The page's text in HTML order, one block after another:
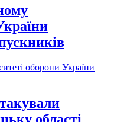
оборони України